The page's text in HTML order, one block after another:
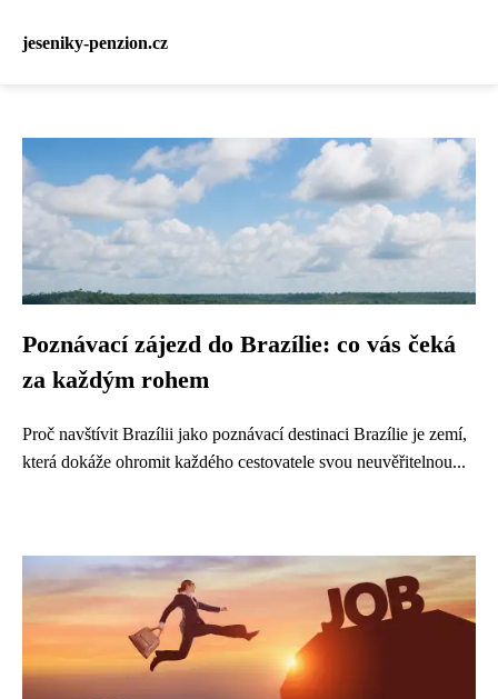
jeseniky-penzion.cz
Poznávací zájezd do Brazílie: co vás čeká
za každým rohem
Proč navštívit Brazílii jako poznávací destinaci Brazílie je zemí,
která dokáže ohromit každého cestovatele svou neuvěřitelnou...